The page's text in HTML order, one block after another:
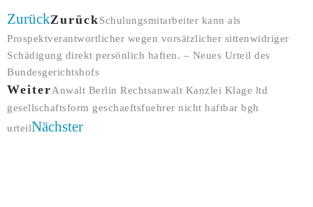
ZurückZurückSchulungsmitarbeiter kann als
Prospektverantwortlicher wegen vorsätzlicher sittenwidriger
Schädigung direkt persönlich haften. – Neues Urteil des
Bundesgerichtshofs
WeiterAnwalt Berlin Rechtsanwalt Kanzlei Klage ltd
gesellschaftsform geschaeftsfuehrer nicht haftbar bgh
urteilNächster